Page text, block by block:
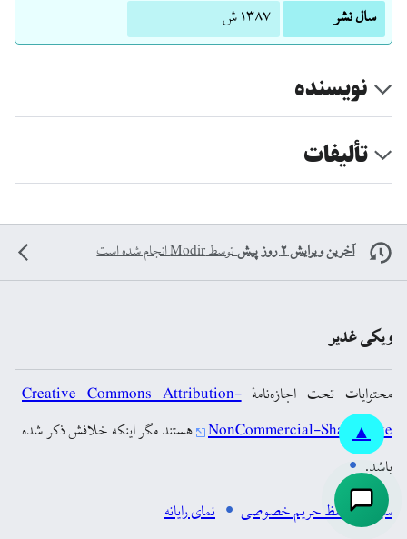
سال نشر
۱۳۸۷ ش
نویسنده
تألیفات
▲
آخرین ویرایش ۲ روز پیش توسطModirانجام شده است
ویکی غدیر
محتوایات تحت اجازه‌نامهٔCreative Commons Attribution-
NonCommercial-ShareAlike هستند مگر اینکه خلافش ذکر شده
باشد.
سیاست حفظ حریم خصوصی
نمای رایانه